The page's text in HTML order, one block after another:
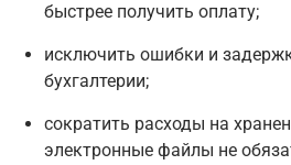
быстрее получить оплату;
исключить ошибки и
бухгалтерии;
сократить расходы на
электронные файлы не